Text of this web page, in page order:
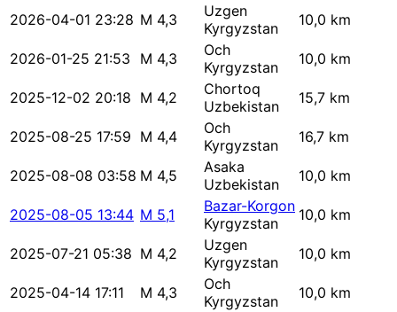
2026-04-01 23:28 M 4,3
Uzgen
Kyrgyzstan
10,0 km
2026-01-25 21:53 M 4,3
Och
Kyrgyzstan
10,0 km
2025-12-02 20:18 M 4,2
Chortoq
Uzbekistan
15,7 km
2025-08-25 17:59 M 4,4
Och
Kyrgyzstan
16,7 km
2025-08-08 03:58 M 4,5
Asaka
Uzbekistan
10,0 km
2025-08-05 13:44 M 5,1
Bazar-Korgon
Kyrgyzstan
10,0 km
2025-07-21 05:38 M 4,2
Uzgen
Kyrgyzstan
10,0 km
2025-04-14 17:11 M 4,3
Och
Kyrgyzstan
10,0 km